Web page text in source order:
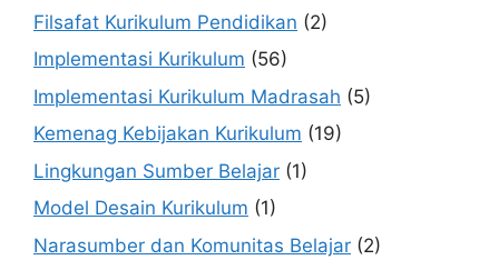
Filsafat Kurikulum Pendidikan (2)
Implementasi Kurikulum (56)
Implementasi Kurikulum Madrasah (5)
Kemenag Kebijakan Kurikulum (19)
Lingkungan Sumber Belajar (1)
Model Desain Kurikulum (1)
Narasumber dan Komunitas Belajar (2)